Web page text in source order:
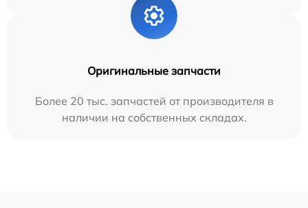
Оригинальные запчасти
Более 20 тыс. запчастей от производителя в
наличии на собственных складах.